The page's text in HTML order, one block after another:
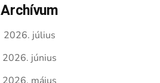
Archívum
2026. július
2026. június